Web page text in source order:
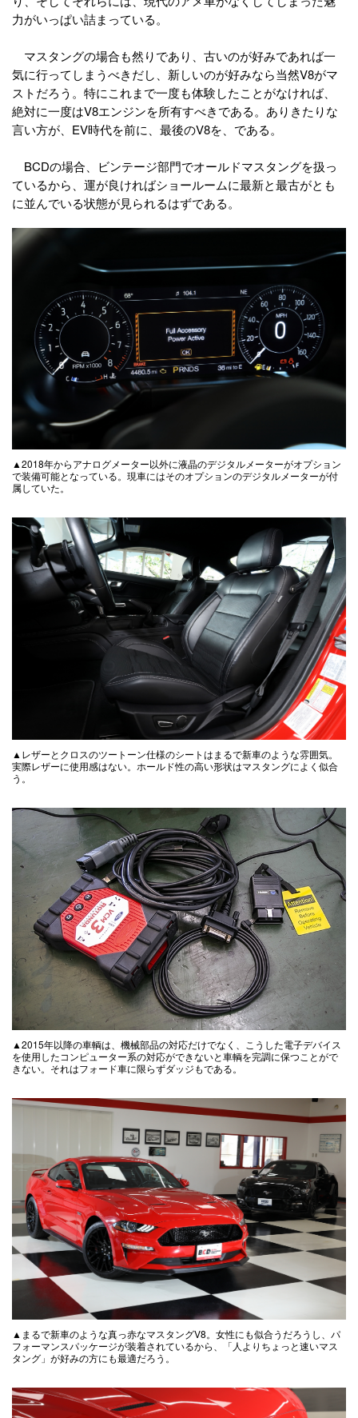
力がいっぱい詰まっている。
マスタングの場合も然りであり、古いのが好みであれば一
気に行ってしまうべきだし、新しいのが好みなら当然V8がマ
ストだろう。特にこれまで一度も体験したことがなければ、
絶対に一度はV8エンジンを所有すべきである。ありきたりな
言い方が、EV時代を前に、最後のV8を、である。
BCDの場合、ビンテージ部門でオールドマスタングを扱っ
ているから、運が良ければショールームに最新と最古がとも
に並んでいる状態が見られるはずである。
▲2018年からアナログメーター以外に液晶のデジタルメーターがオプション
で装備可能となっている。現車にはそのオプションのデジタルメーターが付
属していた。
▲レザーとクロスのツートーン仕様のシートはまるで新車のような雰囲気。
実際レザーに使用感はない。ホールド性の高い形状はマスタングによく似合
う。
▲2015年以降の車輌は、機械部品の対応だけでなく、こうした電子デバイス
を使用したコンピューター系の対応ができないと車輌を完調に保つことがで
きない。それはフォード車に限らずダッジもである。
▲まるで新車のような真っ赤なマスタングV8。女性にも似合うだろうし、パ
フォーマンスパッケージが装着されているから、「人よりちょっと速いマス
タング」が好みの方にも最適だろう。